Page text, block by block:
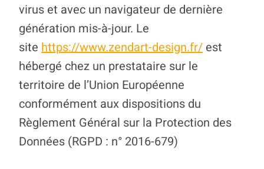
virus et avec un navigateur de dernière
génération mis-à-jour. Le
site https://www.zendart-design.fr/ est
hébergé chez un prestataire sur le
territoire de l’Union Européenne
conformément aux dispositions du
Règlement Général sur la Protection des
Données (RGPD : n° 2016-679)